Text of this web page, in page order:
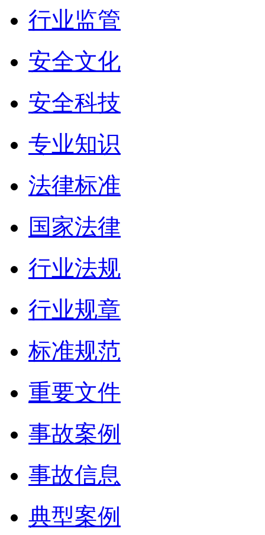
行业监管
安全文化
安全科技
专业知识
法律标准
国家法律
行业法规
行业规章
标准规范
重要文件
事故案例
事故信息
典型案例